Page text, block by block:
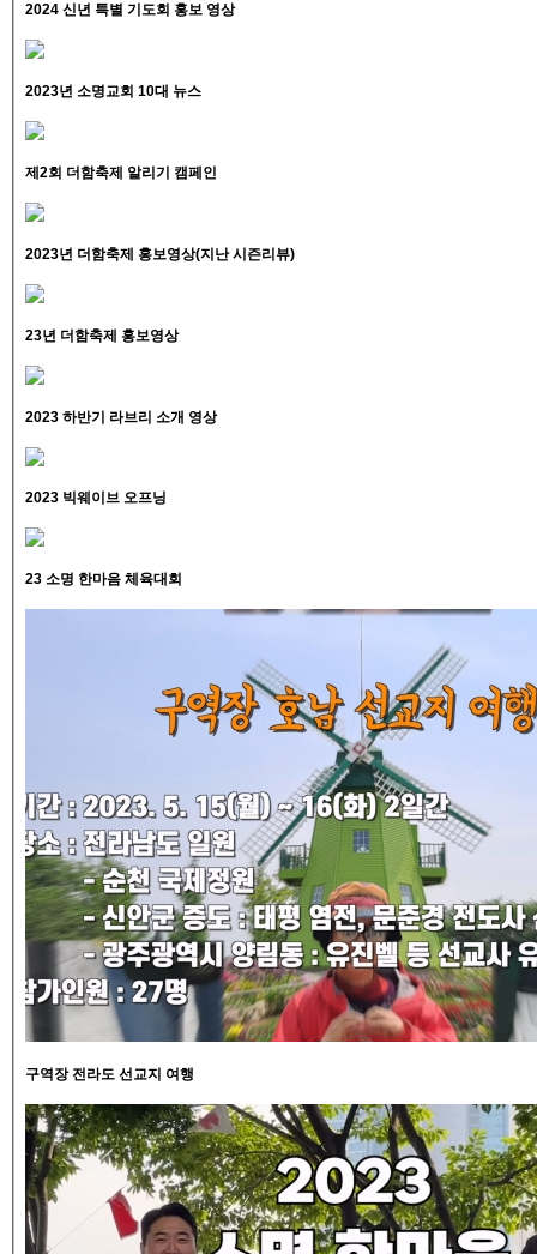
2024 신년 특별 기도회 홍보 영상
2023년 소명교회 10대 뉴스
제2회 더함축제 알리기 캠페인
2023년 더함축제 홍보영상(지난 시즌리뷰)
23년 더함축제 홍보영상
2023 하반기 라브리 소개 영상
2023 빅웨이브 오프닝
23 소명 한마음 체육대회
구역장 전라도 선교지 여행